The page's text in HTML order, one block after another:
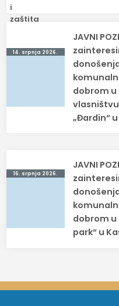
Navigacija
objava
14. srpnja 2026.
JAVNI
dobrom
„Đardin“
16. srpnja 2026.
JAVNI
dobrom u
park“ u